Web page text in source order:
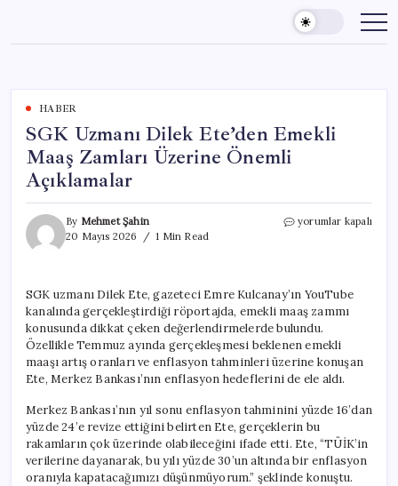
content
HABER
SGK Uzmanı Dilek Ete’den Emekli
Maaş Zamları Üzerine Önemli
Açıklamalar
By Mehmet Şahin
20 Mayıs 2026
1 Min Read
SGK
Maaş
Zamları
Üzerine
Önemli
Açıklamalar
için
yorumlar kapalı
SGK uzmanı Dilek Ete, gazeteci Emre Kulcanay’ın YouTube
kanalında gerçekleştirdiği röportajda, emekli maaş zammı
konusunda dikkat çeken değerlendirmelerde bulundu.
Özellikle Temmuz ayında gerçekleşmesi beklenen emekli
maaşı artış oranları ve enflasyon tahminleri üzerine konuşan
Ete, Merkez Bankası’nın enflasyon hedeflerini de ele aldı.
Merkez Bankası’nın yıl sonu enflasyon tahminini yüzde 16’dan
yüzde 24’e revize ettiğini belirten Ete, gerçeklerin bu
rakamların çok üzerinde olabileceğini ifade etti. Ete, “TÜİK’in
verilerine dayanarak, bu yılı yüzde 30’un altında bir enflasyon
oranıyla kapatacağımızı düşünmüyorum.” şeklinde konuştu.